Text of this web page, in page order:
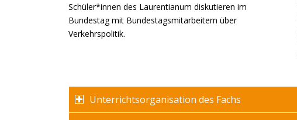
Schüler*innen des Laurentianum diskutieren im
Bundestag mit Bundestagsmitarbeitern über
Verkehrspolitik.
Unterrichtsorganisation des Fachs